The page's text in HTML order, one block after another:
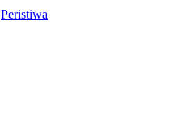
Peristiwa